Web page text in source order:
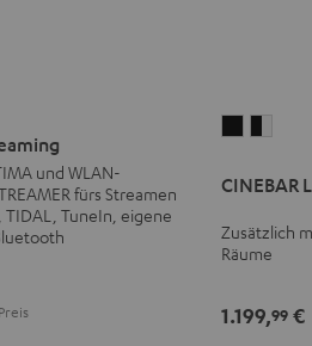
und WLAN-
fürs Streamen
TIDAL, TuneIn, eigene
Ambition
/
CINEBAR
Zusätzlich
Räume
1.199,99 €